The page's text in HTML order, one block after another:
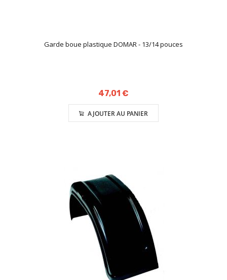
Garde boue plastique DOMAR - 13/14 pouces
47,01 €
AJOUTER AU PANIER